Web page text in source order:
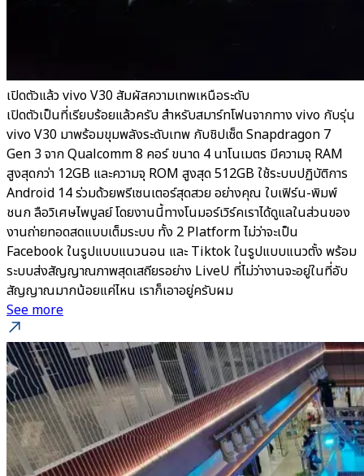
เปิดตัวแล้ว vivo V30 สัมผัสความเทพเหนือระดับ
เปิดตัวเป็นที่เรียบร้อยแล้วครับ สำหรับสมาร์ทโฟนจากทาง vivo กับรุ่น
vivo V30 มาพร้อมขุมพลังระดับเทพ กับชิปเซ็ต Snapdragon 7
Gen 3 จาก Qualcomm 8 คอร์ ขนาด 4 นาโนเมตร มีความจุ RAM
สูงสุดกว่า 12GB และความจุ ROM สูงสุด 512GB ใช้ระบบปฏิบัติการ
Android 14 ร่วมด้วยพรีเซนเตอร์สุดสวย อย่างคุณ ใบเฟิร์น-พิมพ์
ชนก ลือวิเศษไพบูลย์ โดยงานนี้ทางโนมอร์เวิร์คเราได้ดูแลในส่วนของ
งานถ่ายทอดสดแบบเต็มระบบ ทั้ง 2 Platform ไม่ว่าจะเป็น
Facebook ในรูปแบบแนวนอน และ Tiktok ในรูปแบบแนวตั้ง พร้อม
ระบบส่งสัญญาณภาพสุดเสถียรอย่าง LiveU ที่ไม่ว่างานจะอยู่ในที่อับ
สัญญาณมากน้อยแค่ไหน เราก็เอาอยู่ครับผม
See more